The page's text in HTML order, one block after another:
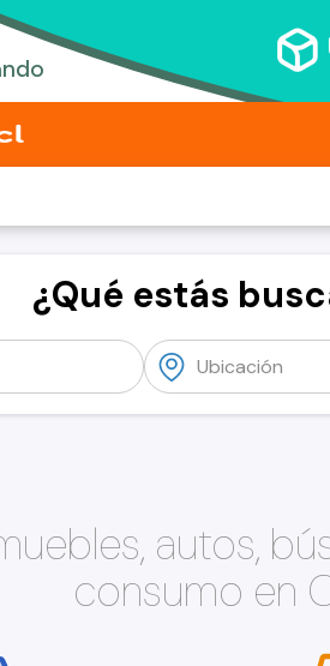
¿Qué estás
autos,
consumo en